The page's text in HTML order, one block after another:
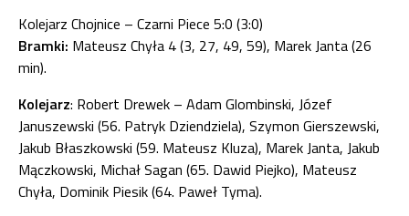
Kolejarz Chojnice – Czarni Piece 5:0 (3:0)
Bramki: Mateusz Chyła 4 (3, 27, 49, 59), Marek Janta (26
min).
Kolejarz: Robert Drewek – Adam Glombinski, Józef
Januszewski (56. Patryk Dziendziela), Szymon Gierszewski,
Jakub Błaszkowski (59. Mateusz Kluza), Marek Janta, Jakub
Mączkowski, Michał Sagan (65. Dawid Piejko), Mateusz
Chyła, Dominik Piesik (64. Paweł Tyma).